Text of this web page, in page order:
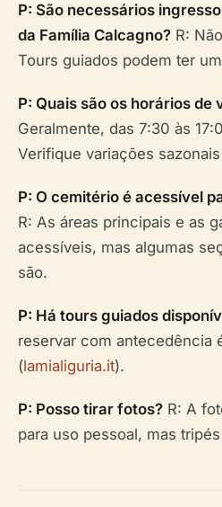
P: São necessários
da Família Calcagno? R:
Tours guiados podem ter
P: Quais são os horários de
Geralmente, das 7:30 às
Verifique variações
P: O cemitério é acessível
R: As áreas principais e as
acessíveis, mas algumas
são.
P: Há tours guiados
reservar com antecedência
(lamialiguria.it).
P: Posso tirar fotos? R: A
para uso pessoal, mas